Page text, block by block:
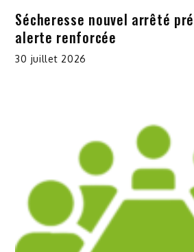
Sécheresse nouvel arrêté
alerte renforcée
30 juillet 2026